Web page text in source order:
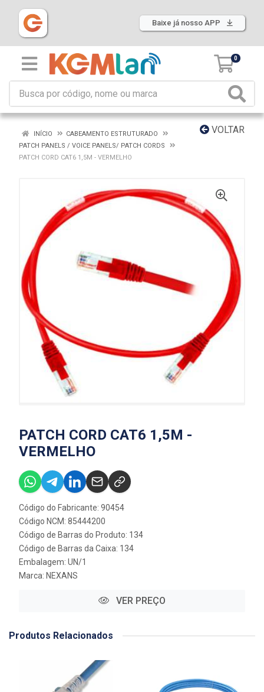
Baixe já nosso APP
0
VOLTAR
INÍCIO
CABEAMENTO ESTRUTURADO
PATCH PANELS / VOICE PANELS/ PATCH CORDS
PATCH CORD CAT6 1,5M - VERMELHO
PATCH CORD CAT6 1,5M -
VERMELHO
Código do Fabricante: 90454
Código NCM: 85444200
Código de Barras do Produto: 134
Código de Barras da Caixa: 134
Embalagem: UN/1
Marca: NEXANS
VER PREÇO
Produtos Relacionados